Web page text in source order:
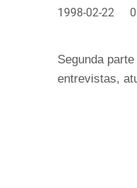
1998-02-22
Segunda
entrevistas,